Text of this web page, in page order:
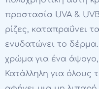
προστασία UVA &
ρίζες, καταπραΰνει
ενυδατώνει το
χρώμα για ένα
Κατάλληλη για όλους